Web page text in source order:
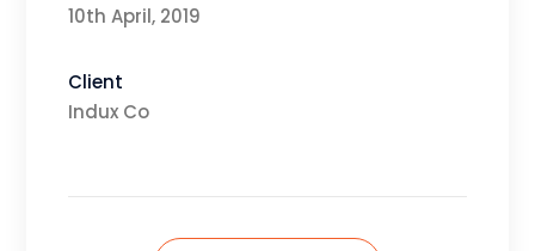
10th April, 2019
Client
Indux Co